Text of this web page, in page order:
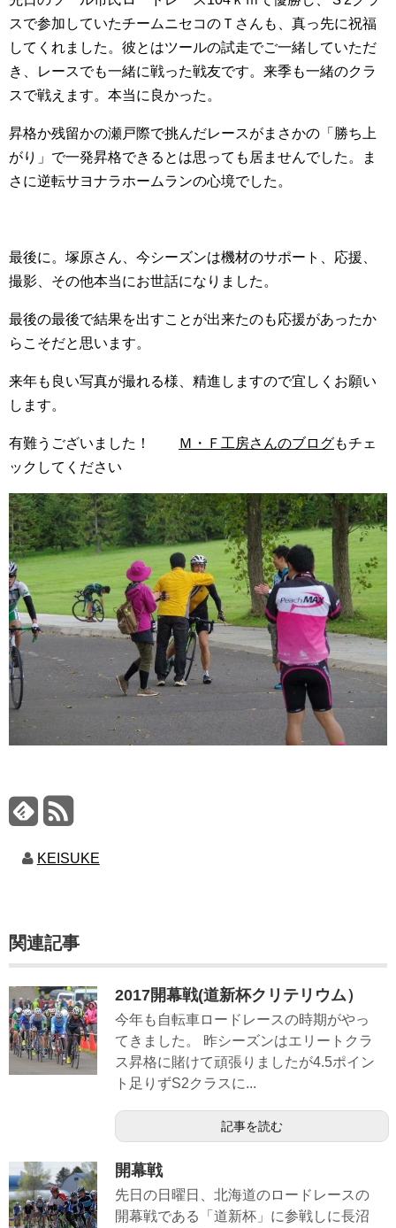
スで参加していたチームニセコのＴさんも、真っ先に祝福
してくれました。彼とはツールの試走でご一緒していただ
き、レースでも一緒に戦った戦友です。来季も一緒のクラ
スで戦えます。本当に良かった。
昇格か残留かの瀬戸際で挑んだレースがまさかの「勝ち上
がり」で一発昇格できるとは思っても居ませんでした。ま
さに逆転サヨナラホームランの心境でした。
最後に。塚原さん、今シーズンは機材のサポート、応援、
撮影、その他本当にお世話になりました。
最後の最後で結果を出すことが出来たのも応援があったか
らこそだと思います。
来年も良い写真が撮れる様、精進しますので宜しくお願い
します。
有難うございました！ Ｍ・Ｆ工房さんのブログもチェ
ックしてください
KEISUKE
関連記事
2017開幕戦(道新杯クリテリウム）
今年も自転車ロードレースの時期がやっ
てきました。 昨シーズンはエリートクラ
ス昇格に賭けて頑張りましたが4.5ポイン
ト足りずS2クラスに...
記事を読む
開幕戦
先日の日曜日、北海道のロードレースの
開幕戦である「道新杯」に参戦しに長沼